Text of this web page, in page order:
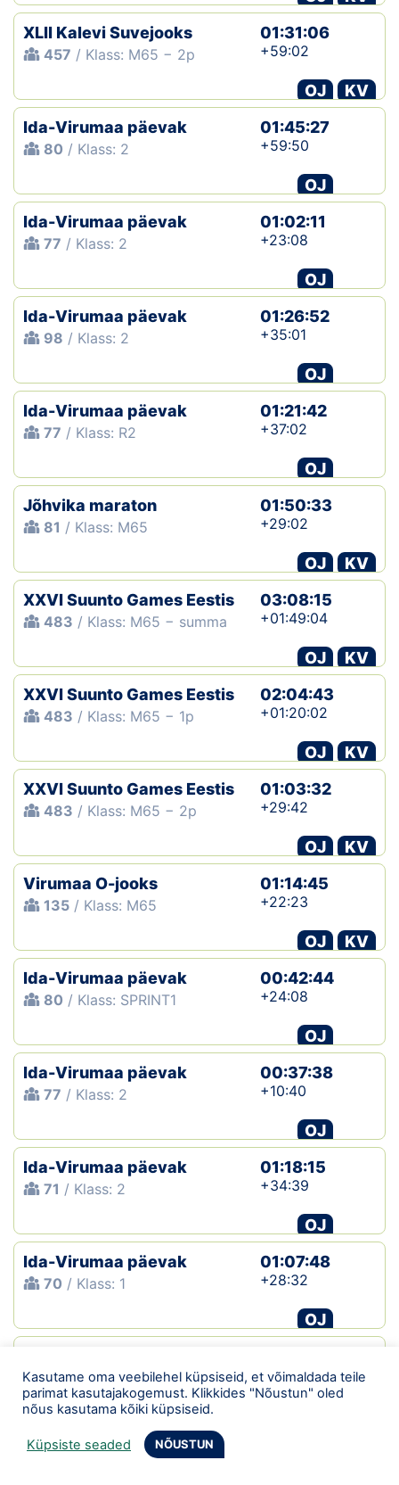
XLII Kalevi Suvejooks
457 / Klass: M65 − 2p
01:31:06
+59:02
OJ
KV
Ida-Virumaa päevak
80 / Klass: 2
01:45:27
+59:50
OJ
Ida-Virumaa päevak
77 / Klass: 2
01:02:11
+23:08
OJ
Ida-Virumaa päevak
98 / Klass: 2
01:26:52
+35:01
OJ
Ida-Virumaa päevak
77 / Klass: R2
01:21:42
+37:02
OJ
Jõhvika maraton
81 / Klass: M65
01:50:33
+29:02
OJ
KV
XXVI Suunto Games Eestis
483 / Klass: M65 − summa
03:08:15
+01:49:04
OJ
KV
XXVI Suunto Games Eestis
483 / Klass: M65 − 1p
02:04:43
+01:20:02
OJ
KV
XXVI Suunto Games Eestis
483 / Klass: M65 − 2p
01:03:32
+29:42
OJ
KV
Virumaa O-jooks
135 / Klass: M65
01:14:45
+22:23
OJ
KV
Ida-Virumaa päevak
80 / Klass: SPRINT1
00:42:44
+24:08
OJ
Ida-Virumaa päevak
77 / Klass: 2
00:37:38
+10:40
OJ
Ida-Virumaa päevak
71 / Klass: 2
01:18:15
+34:39
OJ
Ida-Virumaa päevak
70 / Klass: 1
01:07:48
+28:32
OJ
444/ Klass: M65 − summa +01:19:42
XLI Kalevi Suvejooks
Kasutame oma veebilehel küpsiseid, et võimaldada teile
parimat kasutajakogemust. Klikkides "Nõustun" oled
nõus kasutama kõiki küpsiseid.
Küpsiste seaded NÕUSTUN